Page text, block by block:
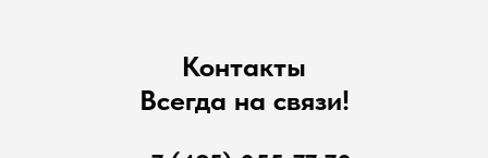
Контакты
Всегда на связи!